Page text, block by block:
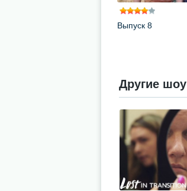
Выпуск 8
Другие шоу